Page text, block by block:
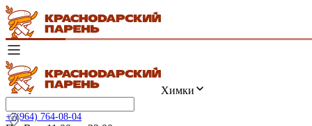
Химки
+7(964) 764-08-04